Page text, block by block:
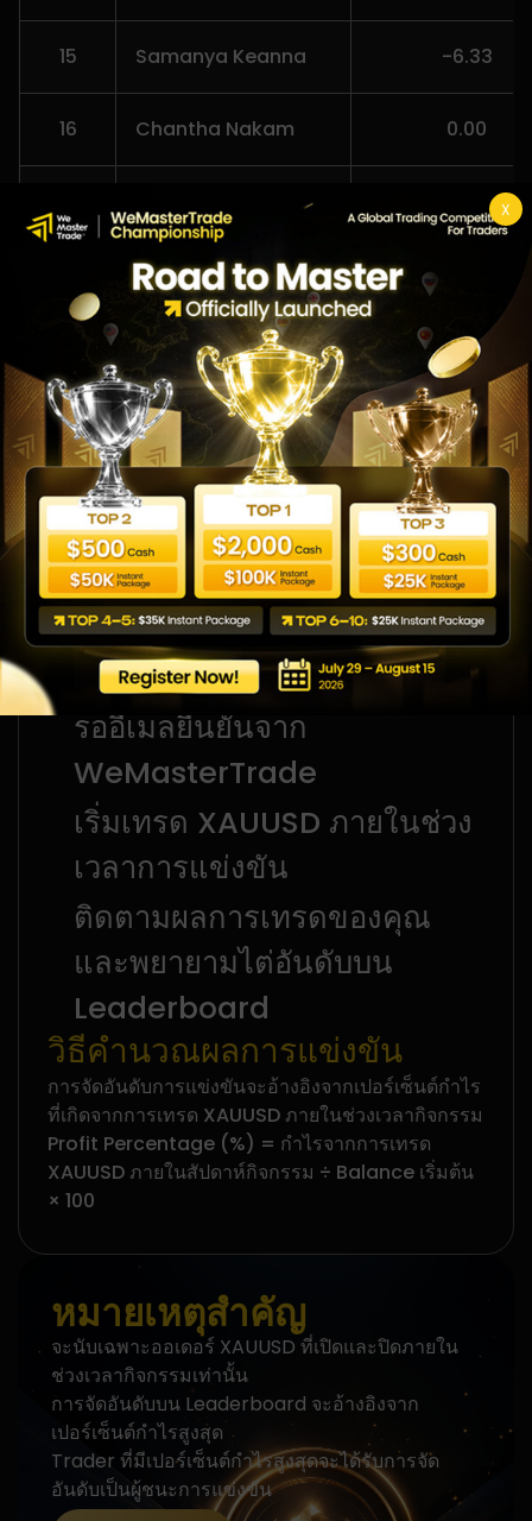
X
15 Samanya Keanna -6.33
16 Chantha Nakam 0.00
17
Seedadet
0.00
18 Puwadej Chanprom
19
Paratthakorn
Unrote
0.00
วิธีเข้าร่วมการแข่งขัน
นี่คือโอกาสของคุณในการแสดงทักษะการเทรด
สมัครเลยวันนี้และเตรียมพร้อมแข่งขันบน
Leaderboard ของ Gold Trading Week
กรอกแบบฟอร์มลงทะเบียนเพื่อ
สำรองสิทธิ์เข้าร่วม
รออีเมลยืนยันจาก
WeMasterTrade
เริ่มเทรด XAUUSD ภายในช่วง
เวลาการแข่งขัน
ติดตามผลการเทรดของคุณ
และพยายามไต่อันดับบน
Leaderboard
วิธีคำนวณผลการแข่งขัน
การจัดอันดับการแข่งขันจะอ้างอิงจากเปอร์เซ็นต์กำไร
ที่เกิดจากการเทรด XAUUSD ภายในช่วงเวลากิจกรรม
Profit Percentage (%) = กำไรจากการเทรด
XAUUSD ภายในสัปดาห์กิจกรรม ÷ Balance เริ่มต้น
× 100
หมายเหตุสำคัญ
จะนับเฉพาะออเดอร์ XAUUSD ที่เปิดและปิดภายใน
ช่วงเวลากิจกรรมเท่านั้น
การจัดอันดับบน Leaderboard จะอ้างอิงจาก
เปอร์เซ็นต์กำไรสูงสุด
Trader ที่มีเปอร์เซ็นต์กำไรสูงสุดจะได้รับการจัด
อันดับเป็นผู้ชนะการแข่งขัน